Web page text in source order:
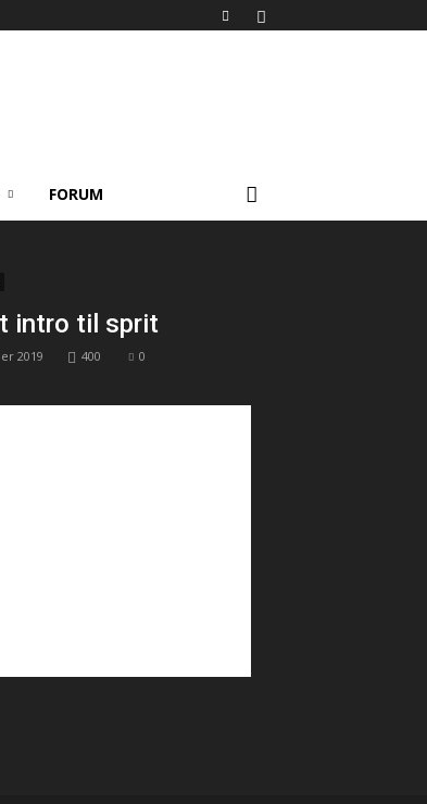
FORUM
intro til sprit
2019 400 0